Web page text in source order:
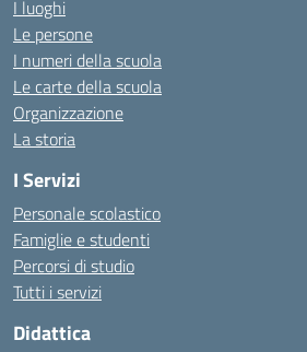
I luoghi
Le persone
I numeri della scuola
Le carte della scuola
Organizzazione
La storia
I Servizi
Personale scolastico
Famiglie e studenti
Percorsi di studio
Tutti i servizi
Didattica